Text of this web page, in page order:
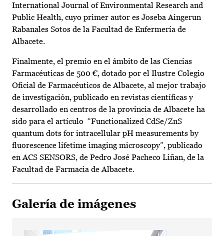
International Journal of Environmental Research and
Public Health, cuyo primer autor es Joseba Aingerun
Rabanales Sotos de la Facultad de Enfermería de
Albacete.
Finalmente, el premio en el ámbito de las Ciencias
Farmacéuticas de 500 €, dotado por el Ilustre Colegio
Oficial de Farmacéuticos de Albacete, al mejor trabajo
de investigación, publicado en revistas científicas y
desarrollado en centros de la provincia de Albacete ha
sido para el artículo “Functionalized CdSe/ZnS
quantum dots for intracellular pH measurements by
fluorescence lifetime imaging microscopy”, publicado
en ACS SENSORS, de Pedro José Pacheco Liñan, de la
Facultad de Farmacia de Albacete.
Galería de imágenes